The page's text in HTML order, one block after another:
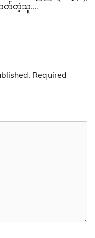
တတ်တဲ့သူ….
Required